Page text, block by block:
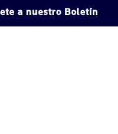
a nuestro Boletín